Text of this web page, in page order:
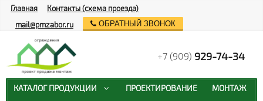
Главная
Контакты (схема проезда)
mail@pmzabor.ru
ОБРАТНЫЙ ЗВОНОК
+7 (909) 929-74-34
КАТАЛОГ ПРОДУКЦИИ ПРОЕКТИРОВАНИЕ
МОНТАЖ